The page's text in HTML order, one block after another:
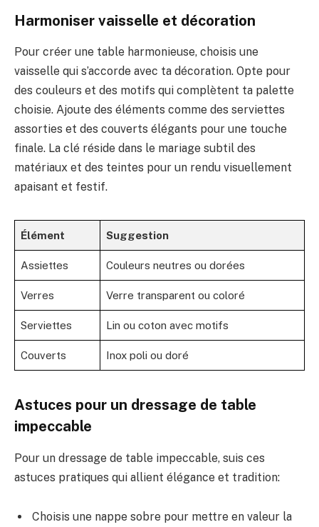
Harmoniser vaisselle et décoration
Pour créer une table harmonieuse, choisis une
vaisselle qui s’accorde avec ta décoration. Opte pour
des couleurs et des motifs qui complètent ta palette
choisie. Ajoute des éléments comme des serviettes
assorties et des couverts élégants pour une touche
finale. La clé réside dans le mariage subtil des
matériaux et des teintes pour un rendu visuellement
apaisant et festif.
Élément Suggestion
Assiettes Couleurs neutres ou dorées
Verres Verre transparent ou coloré
Serviettes Lin ou coton avec motifs
Couverts Inox poli ou doré
Astuces pour un dressage de table
impeccable
Pour un dressage de table impeccable, suis ces
astuces pratiques qui allient élégance et tradition:
Choisis une nappe sobre pour mettre en valeur la